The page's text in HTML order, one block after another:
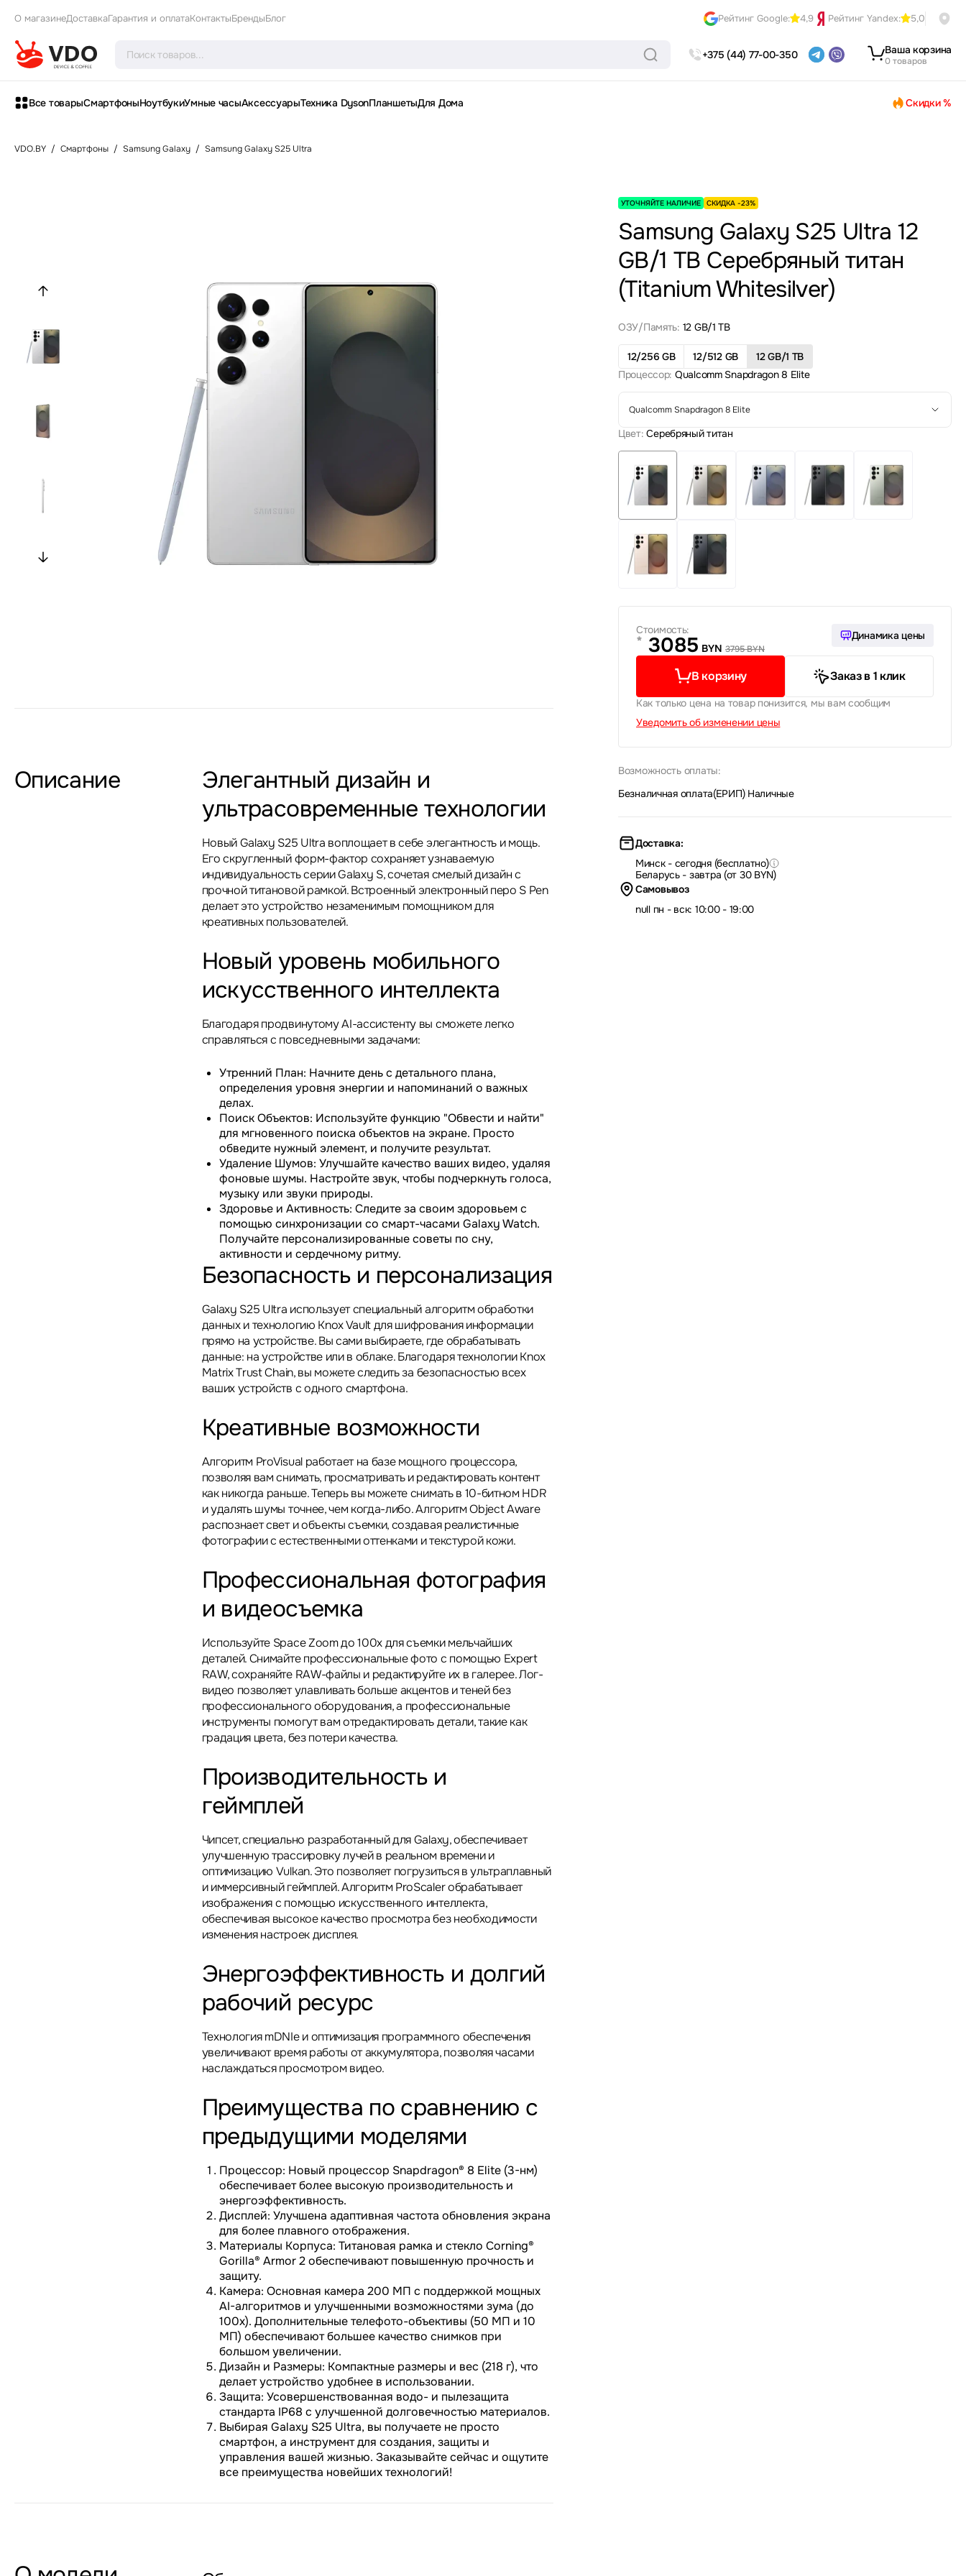
О магазинеДоставкаГарантия и оплатаКонтактыБрендыБлог Рейтинг Google: 4,9 Рейтинг Yandex: 5,0
+375 (44) 77-00-350 Ваша корзина
0 товаров
Все товарыСмартфоныНоутбукиУмные часыАксессуарыТехника DysonПланшетыДля Дома Скидки %
VDO.BY / Смартфоны / Samsung Galaxy / Samsung Galaxy S25 Ultra
Описание
Элегантный дизайн и
ультрасовременные технологии
Новый Galaxy S25 Ultra воплощает в себе элегантность и мощь.
Его скругленный форм-фактор сохраняет узнаваемую
индивидуальность серии Galaxy S, сочетая смелый дизайн с
прочной титановой рамкой. Встроенный электронный перо S Pen
делает это устройство незаменимым помощником для
креативных пользователей.
Новый уровень мобильного
искусственного интеллекта
Благодаря продвинутому AI-ассистенту вы сможете легко
справляться с повседневными задачами:
Утренний План: Начните день с детального плана,
определения уровня энергии и напоминаний о важных
делах.
Поиск Объектов: Используйте функцию "Обвести и найти"
для мгновенного поиска объектов на экране. Просто
обведите нужный элемент, и получите результат.
Удаление Шумов: Улучшайте качество ваших видео, удаляя
фоновые шумы. Настройте звук, чтобы подчеркнуть голоса,
музыку или звуки природы.
Здоровье и Активность: Следите за своим здоровьем с
помощью синхронизации со смарт-часами Galaxy Watch.
Получайте персонализированные советы по сну,
активности и сердечному ритму.
Безопасность и персонализация
Galaxy S25 Ultra использует специальный алгоритм обработки
данных и технологию Knox Vault для шифрования информации
прямо на устройстве. Вы сами выбираете, где обрабатывать
данные: на устройстве или в облаке. Благодаря технологии Knox
Matrix Trust Chain, вы можете следить за безопасностью всех
ваших устройств с одного смартфона.
Креативные возможности
Алгоритм ProVisual работает на базе мощного процессора,
позволяя вам снимать, просматривать и редактировать контент
как никогда раньше. Теперь вы можете снимать в 10-битном HDR
и удалять шумы точнее, чем когда-либо. Алгоритм Object Aware
распознает свет и объекты съемки, создавая реалистичные
фотографии с естественными оттенками и текстурой кожи.
Профессиональная фотография
и видеосъемка
Используйте Space Zoom до 100x для съемки мельчайших
деталей. Снимайте профессиональные фото с помощью Expert
RAW, сохраняйте RAW-файлы и редактируйте их в галерее. Лог-
видео позволяет улавливать больше акцентов и теней без
профессионального оборудования, а профессиональные
инструменты помогут вам отредактировать детали, такие как
градация цвета, без потери качества.
Производительность и
геймплей
Чипсет, специально разработанный для Galaxy, обеспечивает
улучшенную трассировку лучей в реальном времени и
оптимизацию Vulkan. Это позволяет погрузиться в ультраплавный
и иммерсивный геймплей. Алгоритм ProScaler обрабатывает
изображения с помощью искусственного интеллекта,
обеспечивая высокое качество просмотра без необходимости
изменения настроек дисплея.
Энергоэффективность и долгий
рабочий ресурс
Технология mDNIe и оптимизация программного обеспечения
увеличивают время работы от аккумулятора, позволяя часами
наслаждаться просмотром видео.
Преимущества по сравнению с
предыдущими моделями
Процессор: Новый процессор Snapdragon® 8 Elite (3-нм)
обеспечивает более высокую производительность и
энергоэффективность.
Дисплей: Улучшена адаптивная частота обновления экрана
для более плавного отображения.
Материалы Корпуса: Титановая рамка и стекло Corning®
Gorilla® Armor 2 обеспечивают повышенную прочность и
защиту.
Камера: Основная камера 200 МП с поддержкой мощных
AI-алгоритмов и улучшенными возможностями зума (до
100x). Дополнительные телефото-объективы (50 МП и 10
МП) обеспечивают большее качество снимков при
большом увеличении.
Дизайн и Размеры: Компактные размеры и вес (218 г), что
делает устройство удобнее в использовании.
Защита: Усовершенствованная водо- и пылезащита
стандарта IP68 с улучшенной долговечностью материалов.
Выбирая Galaxy S25 Ultra, вы получаете не просто
смартфон, а инструмент для создания, защиты и
управления вашей жизнью. Заказывайте сейчас и ощутите
все преимущества новейших технологий!
УТОЧНЯЙТЕ НАЛИЧИЕ СКИДКА -23%
Samsung Galaxy S25 Ultra 12
GB/1 TB Серебряный титан
(Titanium Whitesilver)
ОЗУ/Память: 12 GB/1 TB
12/256 GB 12/512 GB
12 GB/1 TB
Процессор: Qualcomm Snapdragon 8 Elite
Qualcomm Snapdragon 8 Elite
Цвет: Серебряный титан
Стоимость:
* 3085 BYN 3795 BYN
Динамика цены
В корзину Заказ в 1 клик
Как только цена на товар понизится, мы вам сообщим
Уведомить об изменении цены
Возможность оплаты:
Безналичная оплата(ЕРИП)| Наличные
Доставка:
Минск - сегодня (бесплатно)
Беларусь - завтра (от 30 BYN)
Самовывоз
null пн - вск: 10:00 - 19:00